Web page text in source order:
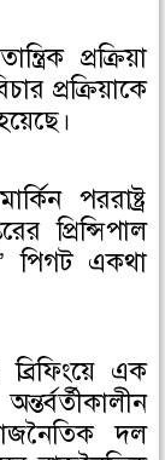
প্রক্রিয়া
প্রক্রিয়াকে
পররাষ্ট্র
প্রিন্সিপাল
পিগট একথা
ব্রিফিংয়ে এক
দল